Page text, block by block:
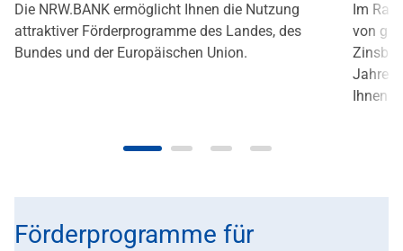
Die NRW.BANK ermöglicht Ihnen die Nutzung
attraktiver Förderprogramme des Landes, des
Bundes und der Europäischen Union.
Im
von
Ihnen
Förderprogramme für